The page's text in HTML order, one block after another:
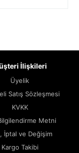
İlişkileri
Üyelik
Satış Sözleşmesi
KVKK
Metni
İptal ve Değişim
Kargo Takibi